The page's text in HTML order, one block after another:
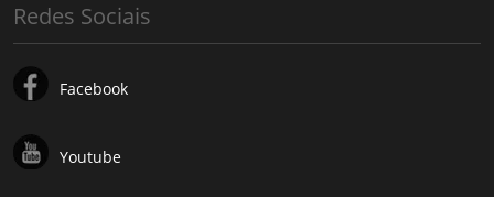
Redes Sociais
Facebook
Youtube